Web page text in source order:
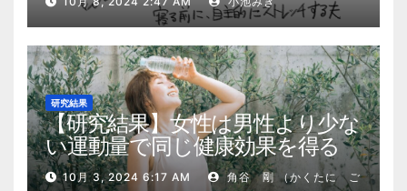
研究結果
【研究結果】女性は男性より少な
い運動量で同じ健康効果を得る
10月 3, 2024 6:17 AM
角谷 剛 （かくたに ご